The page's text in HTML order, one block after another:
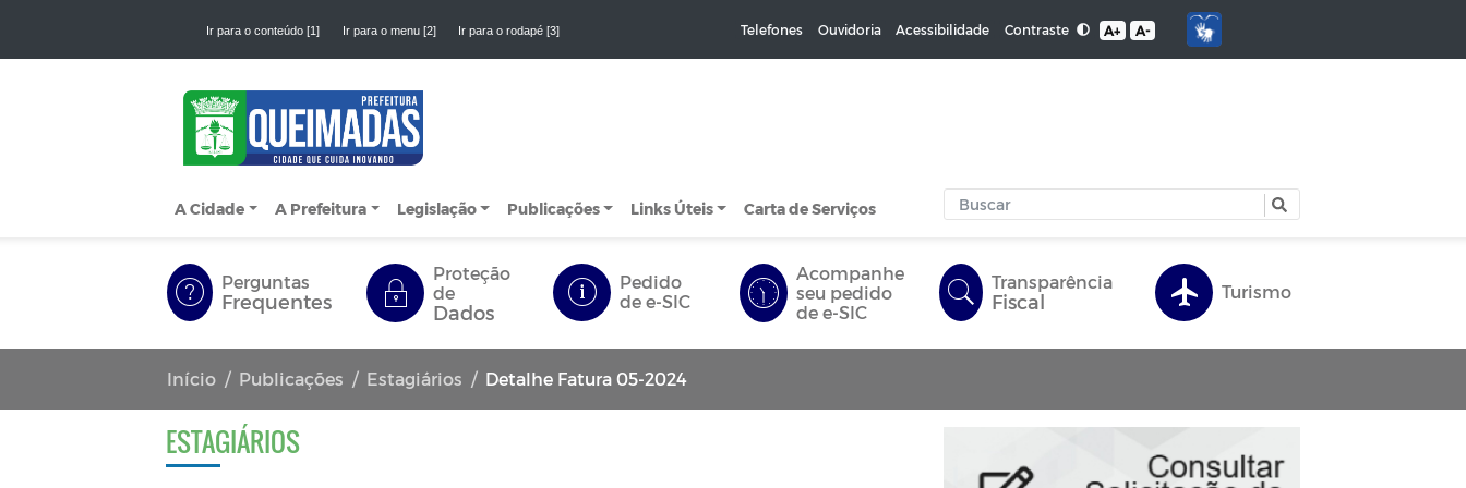
Ir para o conteúdo [1] Ir para o menu [2] Ir para o rodapé [3] Telefones Ouvidoria Acessibilidade Contraste A+ A-
A Cidade A Prefeitura Legislação Publicações Links Úteis Carta de Serviços
Perguntas
Frequentes
Proteção
de
Dados
Pedido
de e-SIC
Acompanhe
seu pedido
de e-SIC
Transparência
Fiscal Turismo
Início Publicações Estagiários Detalhe Fatura 05-2024
ESTAGIÁRIOS